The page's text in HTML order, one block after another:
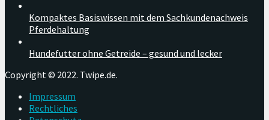
Kompaktes Basiswissen mit dem Sachkundenachweis
Pferdehaltung
Hundefutter ohne Getreide – gesund und lecker
Copyright © 2022. Twipe.de.
Impressum
Rechtliches